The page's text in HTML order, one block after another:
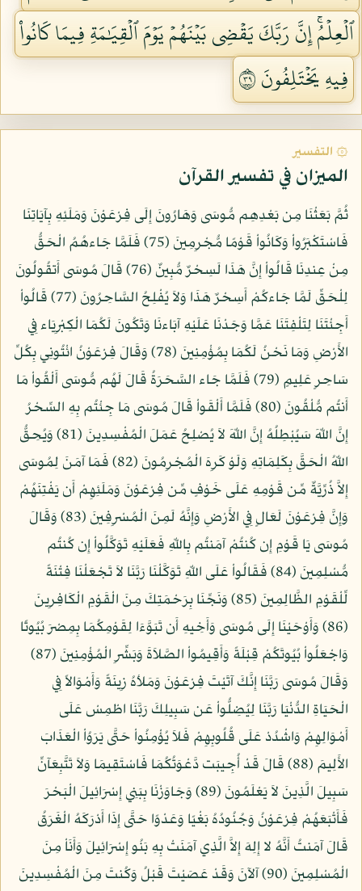
ٱلۡعِلۡمُۚ إِنَّ رَبَّكَ يَقۡضِي بَيۡنَهُمۡ يَوۡمَ ٱلۡقِيَٰمَةِ فِيمَا كَانُواْ
فِيهِ يَخۡتَلِفُونَ ٩٣
۞ التفسير
الميزان في تفسير القرآن
ثُمَّ بَعَثْنَا مِن بَعْدِهِم مُّوسَى وَهَارُونَ إِلَى فِرْعَوْنَ وَمَلَئِهِ بِآيَاتِنَا
فَاسْتَكْبَرُواْ وَكَانُواْ قَوْمًا مُّجْرِمِينَ (75) فَلَمَّا جَاءهُمُ الْحَقُّ
مِنْ عِندِنَا قَالُواْ إِنَّ هَذَا لَسِحْرٌ مُّبِينٌ (76) قَالَ مُوسَى أَتقُولُونَ
لِلْحَقِّ لَمَّا جَاءكُمْ أَسِحْرٌ هَذَا وَلاَ يُفْلِحُ السَّاحِرُونَ (77) قَالُواْ
أَجِئْتَنَا لِتَلْفِتَنَا عَمَّا وَجَدْنَا عَلَيْهِ آبَاءنَا وَتَكُونَ لَكُمَا الْكِبْرِيَاء فِي
الأَرْضِ وَمَا نَحْنُ لَكُمَا بِمُؤْمِنِينَ (78) وَقَالَ فِرْعَوْنُ ائْتُونِي بِكُلِّ
سَاحِرٍ عَلِيمٍ (79) فَلَمَّا جَاء السَّحَرَةُ قَالَ لَهُم مُّوسَى أَلْقُواْ مَا
أَنتُم مُّلْقُونَ (80) فَلَمَّا أَلْقَواْ قَالَ مُوسَى مَا جِئْتُم بِهِ السِّحْرُ
إِنَّ اللّهَ سَيُبْطِلُهُ إِنَّ اللّهَ لاَ يُصْلِحُ عَمَلَ الْمُفْسِدِينَ (81) وَيُحِقُّ
اللّهُ الْحَقَّ بِكَلِمَاتِهِ وَلَوْ كَرِهَ الْمُجْرِمُونَ (82) فَمَا آمَنَ لِمُوسَى
إِلاَّ ذُرِّيَّةٌ مِّن قَوْمِهِ عَلَى خَوْفٍ مِّن فِرْعَوْنَ وَمَلَئِهِمْ أَن يَفْتِنَهُمْ
وَإِنَّ فِرْعَوْنَ لَعَالٍ فِي الأَرْضِ وَإِنَّهُ لَمِنَ الْمُسْرِفِينَ (83) وَقَالَ
مُوسَى يَا قَوْمِ إِن كُنتُمْ آمَنتُم بِاللّهِ فَعَلَيْهِ تَوَكَّلُواْ إِن كُنتُم
مُّسْلِمِينَ (84) فَقَالُواْ عَلَى اللّهِ تَوَكَّلْنَا رَبَّنَا لاَ تَجْعَلْنَا فِتْنَةً
لِّلْقَوْمِ الظَّالِمِينَ (85) وَنَجِّنَا بِرَحْمَتِكَ مِنَ الْقَوْمِ الْكَافِرِينَ
(86) وَأَوْحَيْنَا إِلَى مُوسَى وَأَخِيهِ أَن تَبَوَّءَا لِقَوْمِكُمَا بِمِصْرَ بُيُوتًا
وَاجْعَلُواْ بُيُوتَكُمْ قِبْلَةً وَأَقِيمُواْ الصَّلاَةَ وَبَشِّرِ الْمُؤْمِنِينَ (87)
وَقَالَ مُوسَى رَبَّنَا إِنَّكَ آتَيْتَ فِرْعَوْنَ وَمَلأهُ زِينَةً وَأَمْوَالاً فِي
الْحَيَاةِ الدُّنْيَا رَبَّنَا لِيُضِلُّواْ عَن سَبِيلِكَ رَبَّنَا اطْمِسْ عَلَى
أَمْوَالِهِمْ وَاشْدُدْ عَلَى قُلُوبِهِمْ فَلاَ يُؤْمِنُواْ حَتَّى يَرَوُاْ الْعَذَابَ
الأَلِيمَ (88) قَالَ قَدْ أُجِيبَت دَّعْوَتُكُمَا فَاسْتَقِيمَا وَلاَ تَتَّبِعَآنِّ
سَبِيلَ الَّذِينَ لاَ يَعْلَمُونَ (89) وَجَاوَزْنَا بِبَنِي إِسْرَائِيلَ الْبَحْرَ
فَأَتْبَعَهُمْ فِرْعَوْنُ وَجُنُودُهُ بَغْيًا وَعَدْوًا حَتَّى إِذَا أَدْرَكَهُ الْغَرَقُ
قَالَ آمَنتُ أَنَّهُ لا إِلِهَ إِلاَّ الَّذِي آمَنَتْ بِهِ بَنُو إِسْرَائِيلَ وَأَنَاْ مِنَ
الْمُسْلِمِينَ (90) آلآنَ وَقَدْ عَصَيْتَ قَبْلُ وَكُنتَ مِنَ الْمُفْسِدِينَ